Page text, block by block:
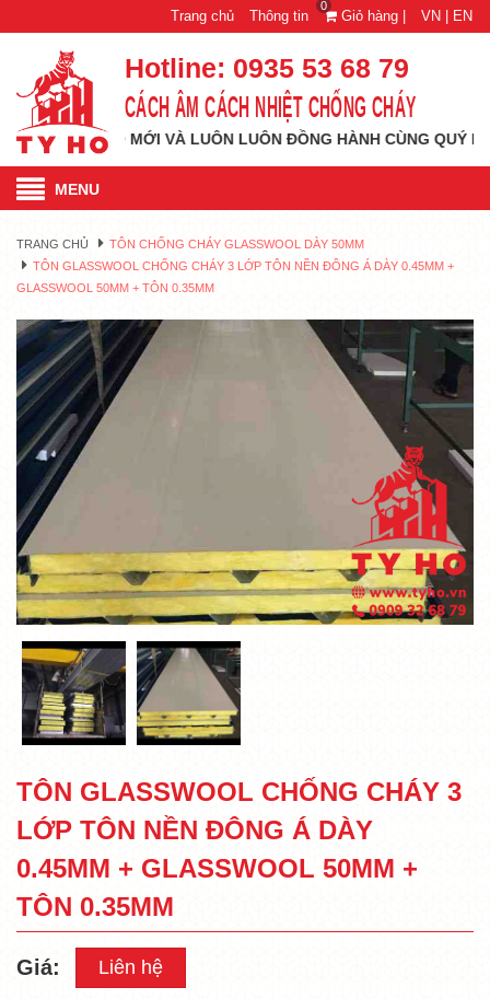
Trang chủ Thông tin
0
Giỏ hàng | VN | EN
Hotline: 0935 53 68 79
CÁCH ÂM CÁCH NHIỆT CHỐNG CHÁY
TẦM CAO MỚI VÀ LUÔN LUÔN ĐỒNG HÀNH CÙNG QUÝ
MENU
TRANG CHỦ
TÔN CHỐNG CHÁY GLASSWOOL DÀY 50MM
TÔN GLASSWOOL CHỐNG CHÁY 3 LỚP TÔN NỀN ĐÔNG Á DÀY 0.45MM +
GLASSWOOL 50MM + TÔN 0.35MM
TÔN GLASSWOOL CHỐNG CHÁY 3
LỚP TÔN NỀN ĐÔNG Á DÀY
0.45MM + GLASSWOOL 50MM +
TÔN 0.35MM
Giá: Liên hệ